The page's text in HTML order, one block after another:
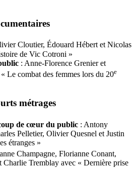
Cloutier, Édouard Hébert et Nicolas
L’histoire de Vic Cotroni »
: Anne-Florence Grenier et
Le combat des femmes lors du 20e
métrages
de cœur du public : Antony
Pelletier, Olivier Quesnel et Justin
étranges »
Champagne, Florianne Conant,
Charlie Tremblay avec « Dernière prise